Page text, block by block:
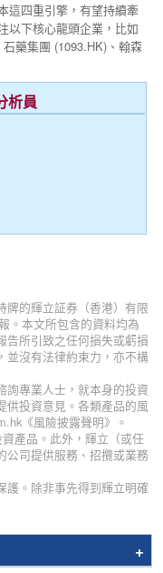
這四重引擎，有望持續牽
以下核心龍頭企業，比如
藥集團 (1093.HK)、翰森
析員
牌的輝立証券（香港）有限
。本文所包含的資料均為
告所引致之任何損失或虧損
並沒有法律約束力，亦不構
詢專業人士，就本身的投資
供投資意見。各類產品的風
《風險披露聲明》。
產品。此外，輝立（或任
公司提供服務、招攬或業務
護。除非事先得到輝立明確